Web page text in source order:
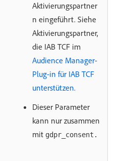
Aktivierungspartner
n eingeführt. Siehe
Aktivierungspartner,
die IAB TCF im
Audience Manager-
Plug-in für IAB TCF
unterstützen.
Dieser Parameter
kann nur zusammen
mit gdpr_consent.